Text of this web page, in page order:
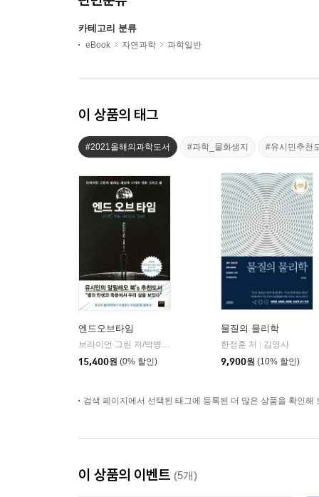
카테고리 분류
eBook 자연과학 과학일반
이 상품의 태그
#2021올해의과학도서 #과학_물화생지 #유시민추천
엔드오브타임
브라이언 그린 저/박병철 역
와이즈베리
15,400원 (0% 할인)
물질의 물리학
한정훈 저
김영사
9,900원 (10% 할인)
검색 페이지에서 선택된 태그에 등록된 더 많은 상품을 확인해
이 상품의 이벤트 (5개)